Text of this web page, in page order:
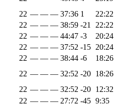
22 — — — 37:36 1
22:22
22 — — — 38:59 -21
22:22
22 — — — 44:47 -3
20:24
22 — — — 37:52 -15 20:24
22 — — — 38:44 -6
18:26
22 — — — 32:52 -20 18:26
22 — — — 32:52 -20 12:32
22 — — — 27:72 -45 9:35